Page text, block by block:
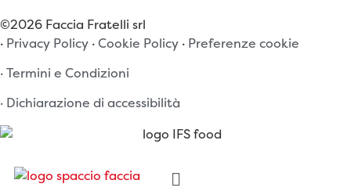
©2026 Faccia Fratelli srl
· Privacy Policy ·Cookie Policy · Preferenze cookie
· Termini e Condizioni
· Dichiarazione di accessibilità